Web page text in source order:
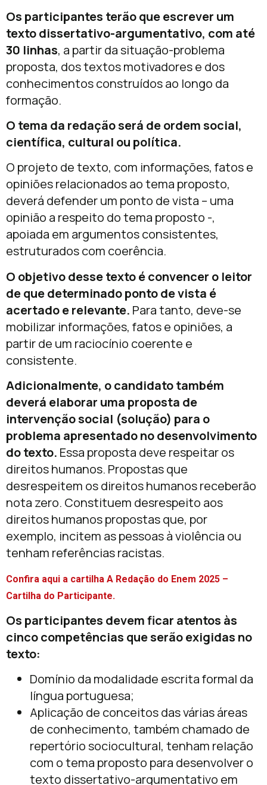
Os participantes terão que escrever um
texto dissertativo-argumentativo, com até
30 linhas, a partir da situação-problema
proposta, dos textos motivadores e dos
conhecimentos construídos ao longo da
formação.
O tema da redação será de ordem social,
científica, cultural ou política.
O projeto de texto, com informações, fatos e
opiniões relacionados ao tema proposto,
deverá defender um ponto de vista – uma
opinião a respeito do tema proposto -,
apoiada em argumentos consistentes,
estruturados com coerência.
O objetivo desse texto é convencer o leitor
de que determinado ponto de vista é
acertado e relevante. Para tanto, deve-se
mobilizar informações, fatos e opiniões, a
partir de um raciocínio coerente e
consistente.
Adicionalmente, o candidato também
deverá elaborar uma proposta de
intervenção social (solução) para o
problema apresentado no desenvolvimento
do texto. Essa proposta deve respeitar os
direitos humanos. Propostas que
desrespeitem os direitos humanos receberão
nota zero. Constituem desrespeito aos
direitos humanos propostas que, por
exemplo, incitem as pessoas à violência ou
tenham referências racistas.
Confira aqui a cartilha A Redação do Enem 2025 –
Cartilha do Participante.
Os participantes devem ficar atentos às
cinco competências que serão exigidas no
texto:
Domínio da modalidade escrita formal da
língua portuguesa;
Aplicação de conceitos das várias áreas
de conhecimento, também chamado de
repertório sociocultural, tenham relação
com o tema proposto para desenvolver o
texto dissertativo-argumentativo em